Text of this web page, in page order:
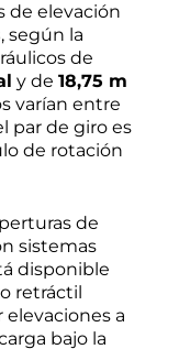
de elevación
, según la
de
y de 18,75 m
varían entre
par de giro es
de rotación
de
sistemas
disponible
retráctil
a
bajo la